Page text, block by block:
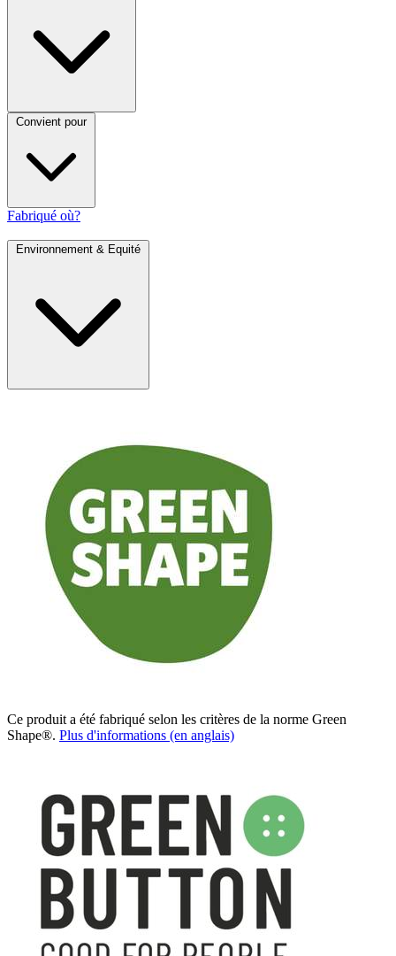
Convient pour
Fabriqué où?
Environnement & Equité
Ce produit a été fabriqué selon les critères de la norme Green
Shape®. Plus d'informations (en anglais)